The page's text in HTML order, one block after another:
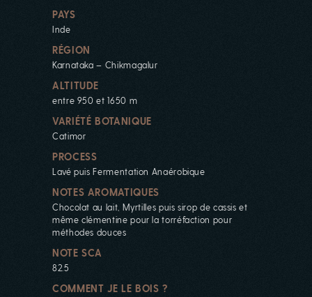
PAYS
Inde
RÉGION
Karnataka – Chikmagalur
ALTITUDE
entre 950 et 1650 m
VARIÉTÉ BOTANIQUE
Catimor
PROCESS
Lavé puis Fermentation Anaérobique
NOTES AROMATIQUES
Chocolat au lait, Myrtilles puis sirop de cassis et
même clémentine pour la torréfaction pour
méthodes douces
NOTE SCA
82.5
COMMENT JE LE BOIS ?